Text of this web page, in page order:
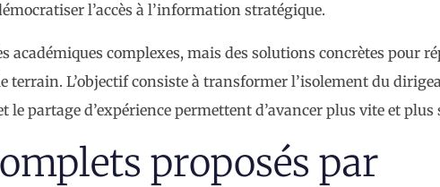
l’accès à l’information stratégique.
académiques complexes, mais des solutions concrètes pour
terrain. L’objectif consiste à transformer l’isolement du
le partage d’expérience permettent d’avancer plus vite et plus
proposés par